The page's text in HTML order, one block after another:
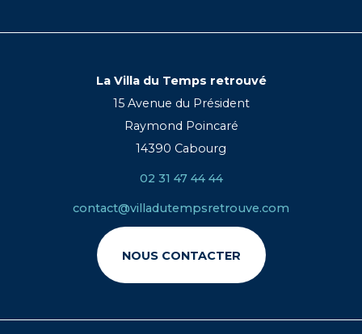
La Villa du Temps retrouvé
15 Avenue du Président
Raymond Poincaré
14390 Cabourg
02 31 47 44 44
contact@villadutempsretrouve.com
NOUS CONTACTER